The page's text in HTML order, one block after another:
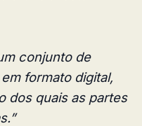
conjunto de
formato digital,
dos quais as partes